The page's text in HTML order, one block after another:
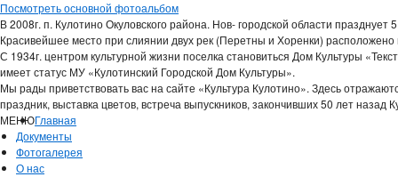
Перейти к основному содержанию
Посмотреть основной фотоальбом
В 2008г. п. Кулотино Окуловского района. Нов- городской области
Красивейшее место при слиянии двух рек (Перетны и Хоренки)
С 1934г. центром культурной жизни поселка становиться Дом Культуры
имеет статус МУ «Кулотинский Городской Дом Культуры».
Мы рады приветствовать вас на сайте «Культура Кулотино». Здесь
праздник, выставка цветов, встреча выпускников, закончивших 50 лет назад
МЕНЮ
Главное меню
Главная
Документы
Фотогалерея
О нас